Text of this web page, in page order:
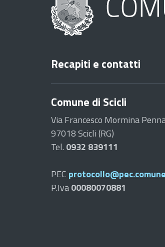
Recapiti e contatti
Comune di Scicli
Via Francesco Mormina
97018 Scicli (RG)
Tel. 0932 839111
PEC
P.Iva00080070881